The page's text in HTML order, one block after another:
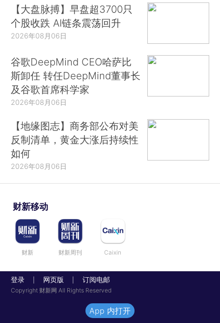
【大盘脉搏】早盘超3700只
个股收跌 AI链条震荡回升
2026年08月06日
谷歌DeepMind CEO哈萨比
斯卸任 转任DeepMind董事长
及谷歌首席科学家
2026年08月06日
【地缘图志】商务部公布对美
反制清单，黄金大涨后持续性
如何
2026年08月06日
财新移动
财新 财新周刊 Caixin
登录 网页版 订阅电邮
Copyright 财新网 All Rights Reserved
App 内打开